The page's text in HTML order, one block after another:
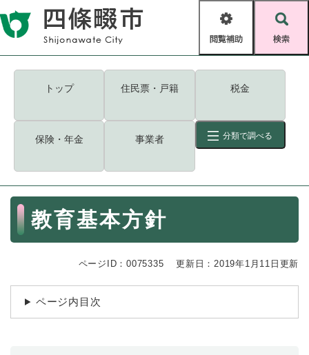
ー
ジ
メニューを飛ばして本文へ
閲
Foreign language
読み上げ・ふりがな
文字サイズ 拡大 背景色変更 白 黒 青
キーワード 検索
検索
トップ 住民票・戸籍 税金
保険・年金 事業者 分類で調べる
くらし・手続き
し
登録・届け出・証明
保険・年金
マイナンバー
本
文
教育基本方針
ページID：0075335 更新日：2019年1月11日更新
ページ内目次